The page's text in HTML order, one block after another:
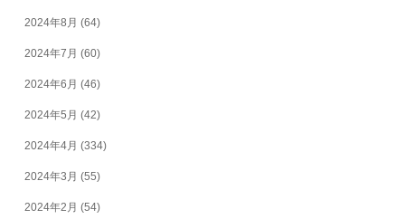
2024年8月 (64)
2024年7月 (60)
2024年6月 (46)
2024年5月 (42)
2024年4月 (334)
2024年3月 (55)
2024年2月 (54)